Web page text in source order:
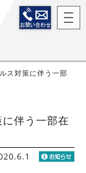
ス対策に伴う一部
に伴う一部在